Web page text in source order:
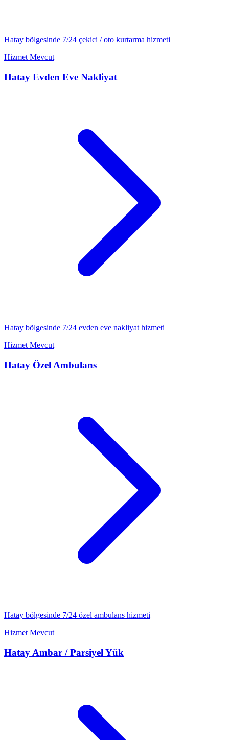
Hatay bölgesinde 7/24 çekici / oto kurtarma hizmeti
Hizmet Mevcut
Hatay Evden Eve Nakliyat
Hatay bölgesinde 7/24 evden eve nakliyat hizmeti
Hizmet Mevcut
Hatay Özel Ambulans
Hatay bölgesinde 7/24 özel ambulans hizmeti
Hizmet Mevcut
Hatay Ambar / Parsiyel Yük